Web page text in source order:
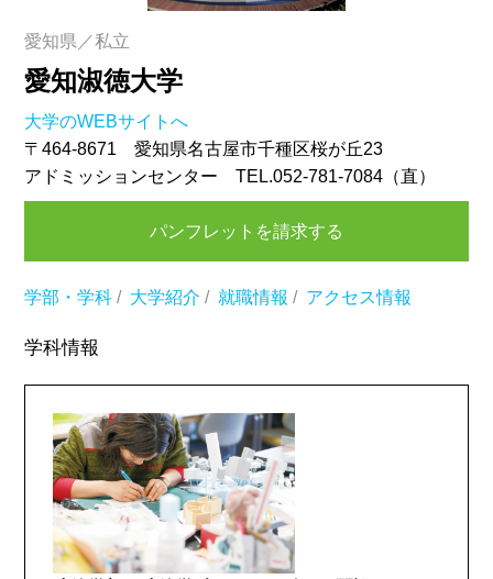
愛知県／私立
愛知淑徳大学
大学のWEBサイトへ
〒464-8671 愛知県名古屋市千種区桜が丘23
アドミッションセンター TEL.052-781-7084（直）
パンフレットを請求する
学部・学科 / 大学紹介 / 就職情報 / アクセス情報
学科情報